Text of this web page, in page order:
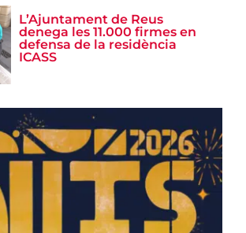
L’Ajuntament de Reus
denega les 11.000 firmes en
defensa de la residència
ICASS